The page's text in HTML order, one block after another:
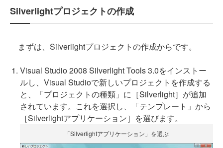
Silverlightプロジェクトの作成
まずは、Silverlightプロジェクトの作成からです。
Visual Studio 2008 Silverlight Tools 3.0をインストー
ルし、Visual Studioで新しいプロジェクトを作成する
と、「プロジェクトの種類」に［Silverlight］が追加
されています。これを選択し、「テンプレート」から
［Silverlightアプリケーション］を選びます。
「Silverlightアプリケーション」を選ぶ